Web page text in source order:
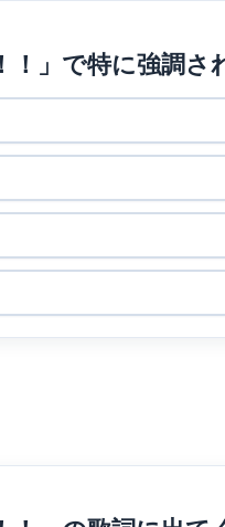
！」で特に強調